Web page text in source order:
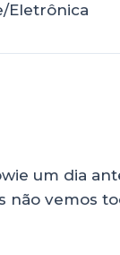
Eletrônica
um dia
vemos